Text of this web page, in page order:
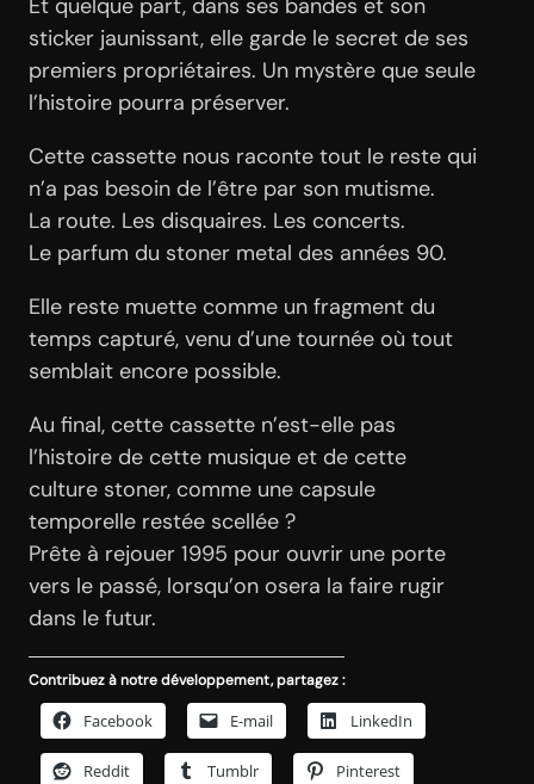
Et quelque part, dans ses bandes et son
sticker jaunissant, elle garde le secret de ses
premiers propriétaires. Un mystère que seule
l’histoire pourra préserver.
Cette cassette nous raconte tout le reste qui
n’a pas besoin de l’être par son mutisme.
La route. Les disquaires. Les concerts.
Le parfum du stoner metal des années 90.
Elle reste muette comme un fragment du
temps capturé, venu d’une tournée où tout
semblait encore possible.
Au final, cette cassette n’est-elle pas
l’histoire de cette musique et de cette
culture stoner, comme une capsule
temporelle restée scellée ?
Prête à rejouer 1995 pour ouvrir une porte
vers le passé, lorsqu’on osera la faire rugir
dans le futur.
Contribuez à notre développement, partagez :
Facebook E-mail LinkedIn
Reddit Tumblr Pinterest